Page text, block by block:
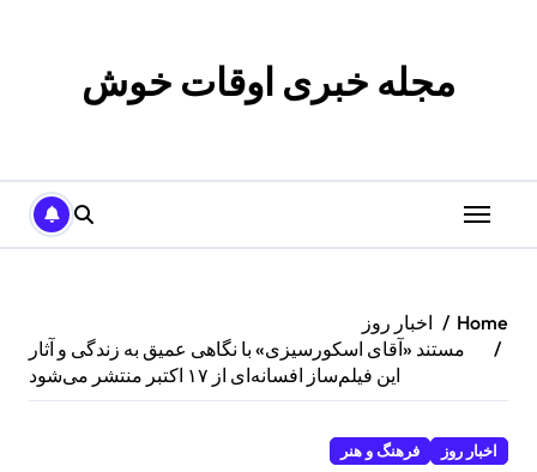
مجله خبری اوقات خوش
Home
اخبار روز
مستند «آقای اسکورسیزی» با نگاهی عمیق به زندگی و آثار
این فیلم‌ساز افسانه‌ای از ۱۷ اکتبر منتشر می‌شود
اخبار روز فرهنگ و هنر